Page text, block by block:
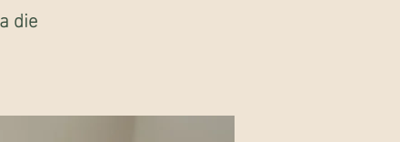
die